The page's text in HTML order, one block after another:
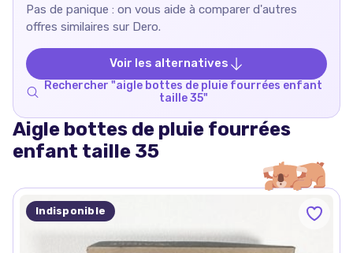
Pas de panique : on vous aide à comparer d'autres
offres similaires sur Dero.
Voir les alternatives
Rechercher "aigle bottes de pluie fourrées enfant
taille 35"
Aigle bottes de pluie fourrées
enfant taille 35
Indisponible